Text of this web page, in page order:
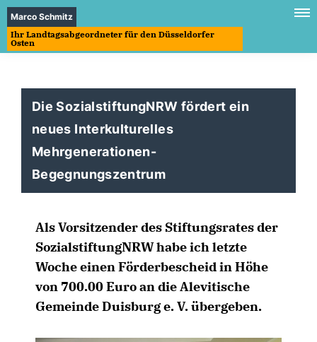
Marco Schmitz
Ihr Landtagsabgeordneter für den Düsseldorfer
Osten
Die SozialstiftungNRW fördert ein
neues Interkulturelles
Mehrgenerationen-
Begegnungszentrum
Als Vorsitzender des Stiftungsrates der
SozialstiftungNRW habe ich letzte
Woche einen Förderbescheid in Höhe
von 700.00 Euro an die Alevitische
Gemeinde Duisburg e. V. übergeben.